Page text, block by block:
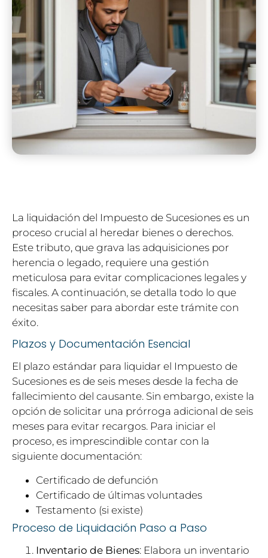
La liquidación del Impuesto de Sucesiones es un
proceso crucial al heredar bienes o derechos.
Este tributo, que grava las adquisiciones por
herencia o legado, requiere una gestión
meticulosa para evitar complicaciones legales y
fiscales. A continuación, se detalla todo lo que
necesitas saber para abordar este trámite con
éxito.
Plazos y Documentación Esencial
El plazo estándar para liquidar el Impuesto de
Sucesiones es de seis meses desde la fecha de
fallecimiento del causante. Sin embargo, existe la
opción de solicitar una prórroga adicional de seis
meses para evitar recargos. Para iniciar el
proceso, es imprescindible contar con la
siguiente documentación:
Certificado de defunción
Certificado de últimas voluntades
Testamento (si existe)
Proceso de Liquidación Paso a Paso
Inventario de Bienes: Elabora un inventario